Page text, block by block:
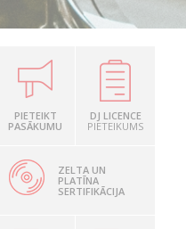
PIETEIKT
PASĀKUMU
DJ LICENCE
PIETEIKUMS
ZELTA UN
PLATĪNA
SERTIFIKĀCIJA